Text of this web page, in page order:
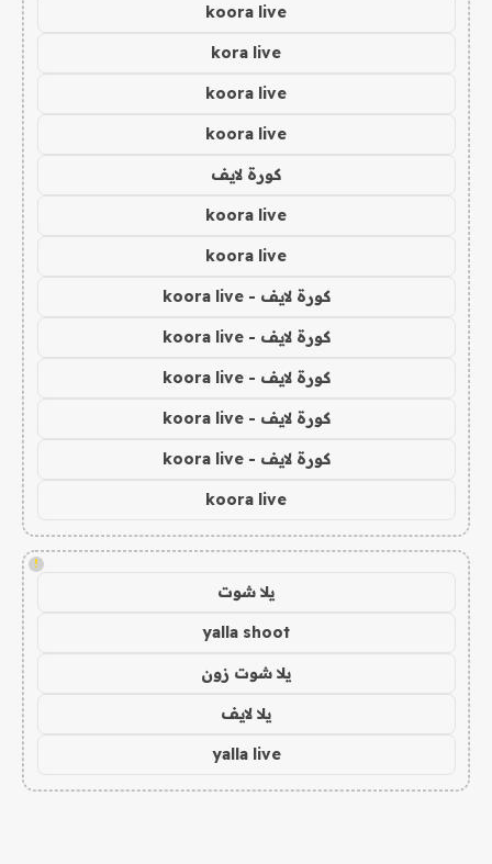
koora live
kora live
koora live
koora live
كورة لايف
koora live
koora live
كورة لايف - koora live
كورة لايف - koora live
كورة لايف - koora live
كورة لايف - koora live
كورة لايف - koora live
koora live
!
يلا شوت
yalla shoot
يلا شوت زون
يلا لايف
yalla live